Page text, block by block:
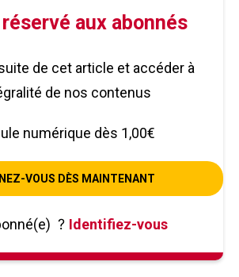
aux abonnés
de cet article et accéder à
de nos contenus
numérique dès 1,00€
VOUS DÈS MAINTENANT
? Identifiez-vous